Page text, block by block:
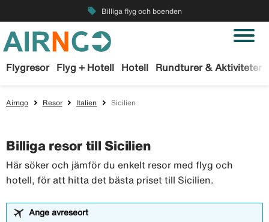
local_offer Billiga flyg och boenden
Flygresor Flyg + Hotell Hotell Rundturer & Aktiviteter
Airngo Resor Italien Sicilien
Billiga resor till Sicilien
Här söker och jämför du enkelt resor med flyg och
hotell, för att hitta det bästa priset till Sicilien.
Ange avreseort